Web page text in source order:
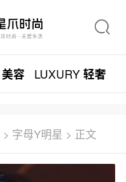
美容 LUXURY轻奢
> 字母Y明星 > 正文